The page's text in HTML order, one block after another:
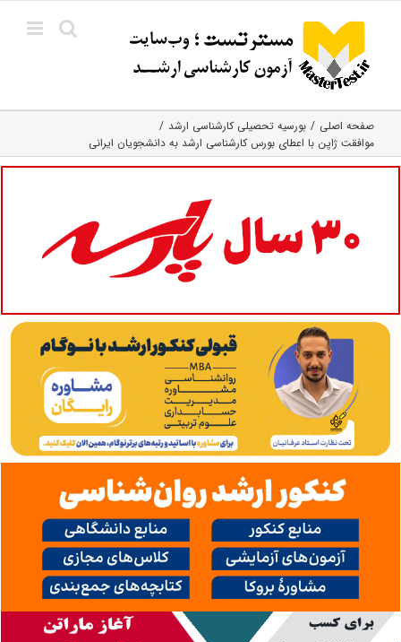
content
صفحه اصلی
بورسیه تحصیلی کارشناسی ارشد
موافقت ژاپن با اعطای بورس کارشناسی ارشد به دانشجویان ایرانی